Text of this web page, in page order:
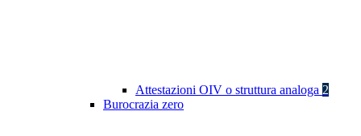
Attestazioni OIV o struttura analoga 2
Burocrazia zero